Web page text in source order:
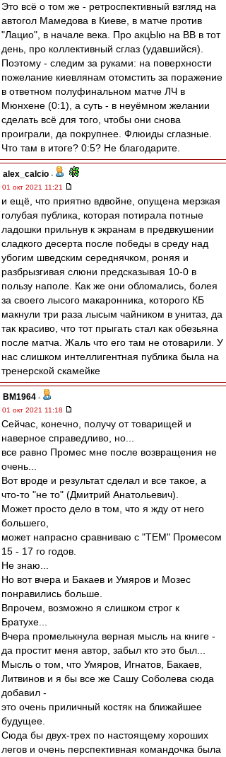
Это всё о том же - ретроспективный взгляд на
автогол Мамедова в Киеве, в матче против
"Лацио", в начале века. Про акцЫю на ВВ в тот
день, про коллективный сглаз (удавшийся).
Поэтому - следим за руками: на поверхности
пожелание киевлянам отомстить за поражение
в ответном полуфинальном матче ЛЧ в
Мюнхене (0:1), а суть - в неуёмном желании
сделать всё для того, чтобы они снова
проиграли, да покрупнее. Флюиды сглазные.
Что там в итоге? 0:5? Не благодарите.
alex_calcio -
01 окт 2021 11:21
и ещё, что приятно вдвойне, опущена мерзкая
голубая публика, которая потирала потные
ладошки прильнув к экранам в предвкушении
сладкого десерта после победы в среду над
убогим шведским середнячком, роняя и
разбрызгивая слюни предсказывая 10-0 в
пользу наполе. Как же они обломались, болея
за своего лысого макаронника, которого КБ
макнули три раза лысым чайником в унитаз, да
так красиво, что тот прыгать стал как обезьяна
после матча. Жаль что его там не отоварили. У
нас слишком интеллигентная публика была на
тренерской скамейке
BM1964 -
01 окт 2021 11:18
Сейчас, конечно, получу от товарищей и
наверное справедливо, но...
все равно Промес мне после возвращения не
очень...
Вот вроде и результат сделал и все такое, а
что-то "не то" (Дмитрий Анатольевич).
Может просто дело в том, что я жду от него
большего,
может напрасно сравниваю с "ТЕМ" Промесом
15 - 17 го годов.
Не знаю...
Но вот вчера и Бакаев и Умяров и Мозес
понравились больше.
Впрочем, возможно я слишком строг к
Братухе...
Вчера промелькнула верная мысль на книге -
да простит меня автор, забыл кто это был...
Мысль о том, что Умяров, Игнатов, Бакаев,
Литвинов и я бы все же Сашу Соболева сюда
добавил -
это очень приличный костяк на ближайшее
будущее.
Сюда бы двух-трех по настоящему хороших
легов и очень перспективная командочка была